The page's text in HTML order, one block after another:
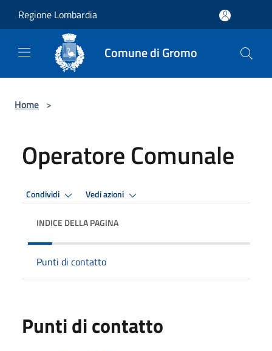
Regione Lombardia
Comune di Gromo
Home >
Operatore Comunale
Condividi Vedi azioni
INDICE DELLA PAGINA
Punti di contatto
Punti di contatto